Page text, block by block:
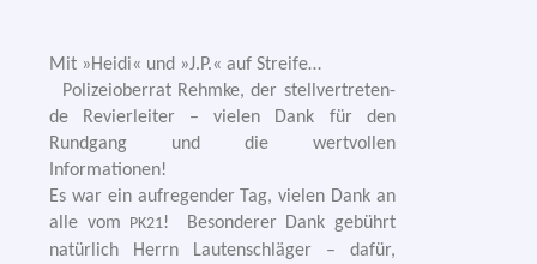
Mit »Heidi« und »J.P.« auf Streife…
Polizeioberrat Rehmke, der stell­ver­tre­ten­
de Revierleiter – vie­len Dank für den
Rundgang und die wert­vol­len
Informationen!
Es war ein auf­re­gen­der Tag, vie­len Dank an
alle vom PK21! Besonderer Dank gebührt
natür­lich Herrn Lautenschläger – dafür,